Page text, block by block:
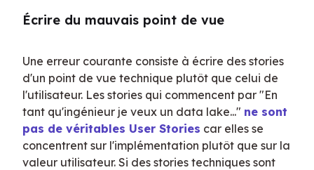
Écrire du mauvais point de vue
Une erreur courante consiste à écrire des stories
d'un point de vue technique plutôt que celui de
l'utilisateur. Les stories qui commencent par "En
tant qu'ingénieur je veux un data lake..." ne sont
pas de véritables User Stories car elles se
concentrent sur l'implémentation plutôt que sur la
valeur utilisateur. Si des stories techniques sont